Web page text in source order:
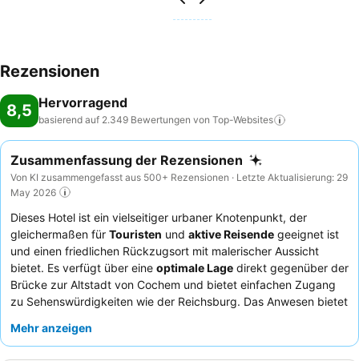
Rezensionen
8,5 Hervorragend
basierend auf 2.349 Bewertungen von Top-Websites
Zusammenfassung der Rezensionen
Von KI zusammengefasst aus 500+ Rezensionen · Letzte Aktualisierung: 29
May 2026
Dieses Hotel ist ein vielseitiger urbaner Knotenpunkt, der
gleichermaßen für Touristen und aktive Reisende geeignet ist
und einen friedlichen Rückzugsort mit malerischer Aussicht
bietet. Es verfügt über eine optimale Lage direkt gegenüber der
Brücke zur Altstadt von Cochem und bietet einfachen Zugang
zu Sehenswürdigkeiten wie der Reichsburg. Das Anwesen bietet
malerische Moselregion zu erkunden. Die Gäste loben stets das
Mehr anzeigen